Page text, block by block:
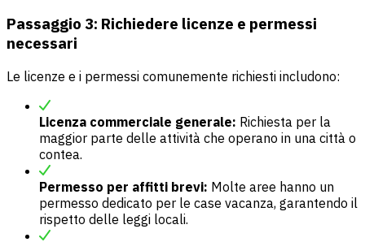
Passaggio 3: Richiedere licenze e permessi
necessari
Le licenze e i permessi comunemente richiesti includono:
Licenza commerciale generale: Richiesta per la
maggior parte delle attività che operano in una città o
contea.
Permesso per affitti brevi: Molte aree hanno un
permesso dedicato per le case vacanza, garantendo il
rispetto delle leggi locali.